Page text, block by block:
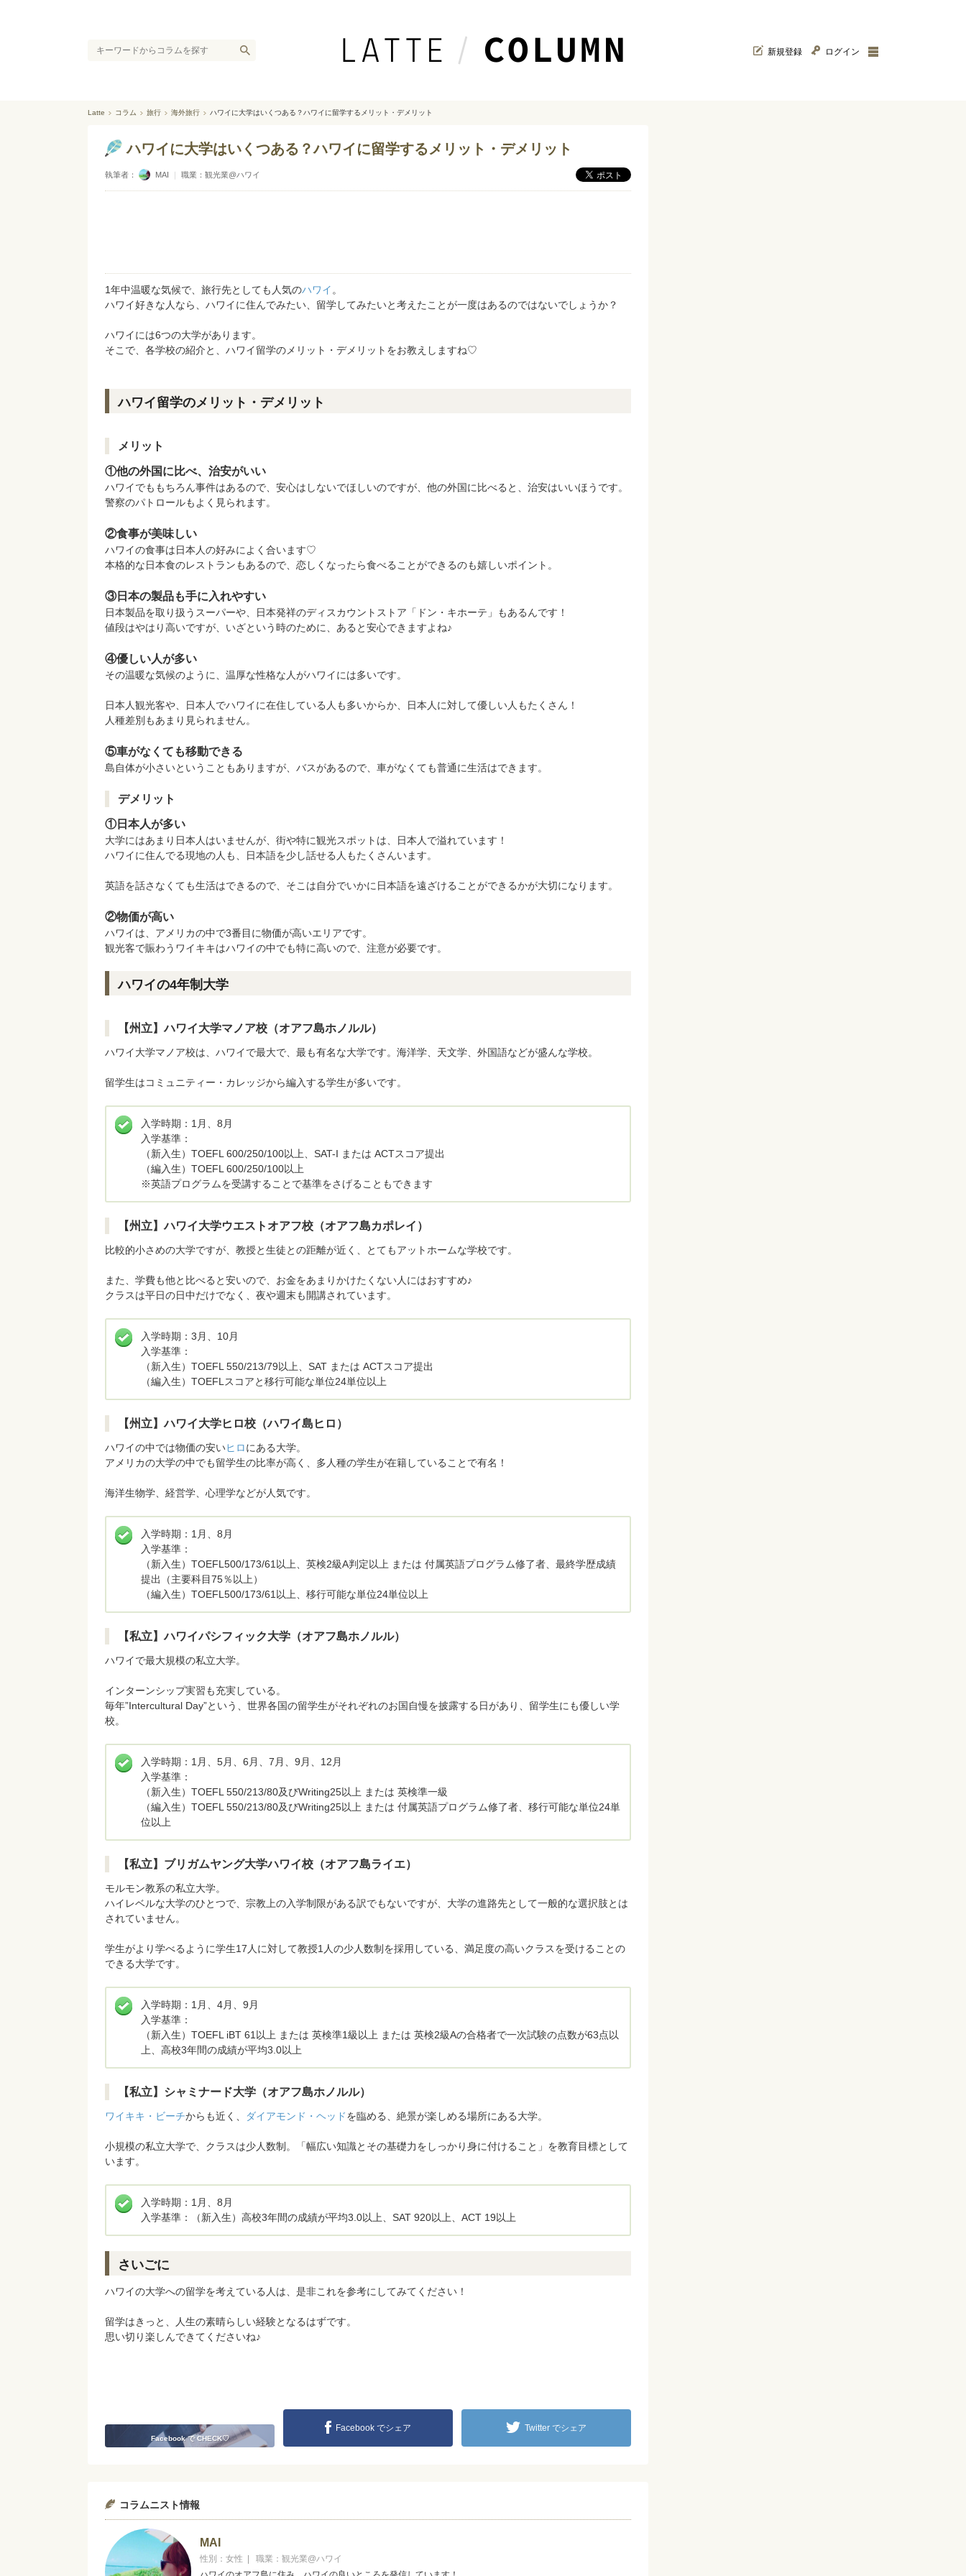
新規登録 ログイン
Latte コラム 旅行 海外旅行 ハワイに大学はいくつある？ハワイに留学するメリット・デメリット
ハワイに大学はいくつある？ハワイに留学するメリット・デメリット
執筆者： MAI ｜ 職業：観光業@ハワイ
1年中温暖な気候で、旅行先としても人気のハワイ 。
ハワイ好きな人なら、ハワイに住んでみたい、留学してみたいと考えたことが一度はあるのではないでしょうか？
ハワイには6つの大学があります。
そこで、各学校の紹介と、ハワイ留学のメリット・デメリットをお教えしますね♡
ハワイ留学のメリット・デメリット
メリット
①他の外国に比べ、治安がいい
ハワイでももちろん事件はあるので、安心はしないでほしいのですが、他の外国に比べると、治安はいいほうです。
警察のパトロールもよく見られます。
②食事が美味しい
ハワイの食事は日本人の好みによく合います♡
本格的な日本食のレストランもあるので、恋しくなったら食べることができるのも嬉しいポイント。
③日本の製品も手に入れやすい
日本製品を取り扱うスーパーや、日本発祥のディスカウントストア「ドン・キホーテ」もあるんです！
値段はやはり高いですが、いざという時のために、あると安心できますよね♪
④優しい人が多い
その温暖な気候のように、温厚な性格な人がハワイには多いです。
日本人観光客や、日本人でハワイに在住している人も多いからか、日本人に対して優しい人もたくさん！
人種差別もあまり見られません。
⑤車がなくても移動できる
島自体が小さいということもありますが、バスがあるので、車がなくても普通に生活はできます。
デメリット
①日本人が多い
大学にはあまり日本人はいませんが、街や特に観光スポットは、日本人で溢れています！
ハワイに住んでる現地の人も、日本語を少し話せる人もたくさんいます。
英語を話さなくても生活はできるので、そこは自分でいかに日本語を遠ざけることができるかが大切になります。
②物価が高い
ハワイは、アメリカの中で3番目に物価が高いエリアです。
観光客で賑わうワイキキはハワイの中でも特に高いので、注意が必要です。
ハワイの4年制大学
【州立】ハワイ大学マノア校（オアフ島ホノルル）
ハワイ大学マノア校は、ハワイで最大で、最も有名な大学です。海洋学、天文学、外国語などが盛んな学校。
留学生はコミュニティー・カレッジから編入する学生が多いです。
入学時期：1月、8月
入学基準：
（新入生）TOEFL 600/250/100以上、SAT-I または ACTスコア提出
（編入生）TOEFL 600/250/100以上
※英語プログラムを受講することで基準をさげることもできます
【州立】ハワイ大学ウエストオアフ校（オアフ島カポレイ）
比較的小さめの大学ですが、教授と生徒との距離が近く、とてもアットホームな学校です。
また、学費も他と比べると安いので、お金をあまりかけたくない人にはおすすめ♪
クラスは平日の日中だけでなく、夜や週末も開講されています。
入学時期：3月、10月
入学基準：
（新入生）TOEFL 550/213/79以上、SAT または ACTスコア提出
（編入生）TOEFLスコアと移行可能な単位24単位以上
【州立】ハワイ大学ヒロ校（ハワイ島ヒロ）
ハワイの中では物価の安いヒロにある大学。
アメリカの大学の中でも留学生の比率が高く、多人種の学生が在籍していることで有名！
海洋生物学、経営学、心理学などが人気です。
入学時期：1月、8月
入学基準：
（新入生）TOEFL500/173/61以上、英検2級A判定以上 または 付属英語プログラム修了者、最終学歴成績
提出（主要科目75％以上）
（編入生）TOEFL500/173/61以上、移行可能な単位24単位以上
【私立】ハワイパシフィック大学（オアフ島ホノルル）
ハワイで最大規模の私立大学。
インターンシップ実習も充実している。
毎年”Intercultural Day”という、世界各国の留学生がそれぞれのお国自慢を披露する日があり、留学生にも優しい学
校。
入学時期：1月、5月、6月、7月、9月、12月
入学基準：
（新入生）TOEFL 550/213/80及びWriting25以上 または 英検準一級
（編入生）TOEFL 550/213/80及びWriting25以上 または 付属英語プログラム修了者、移行可能な単位24単
位以上
【私立】ブリガムヤング大学ハワイ校（オアフ島ライエ）
モルモン教系の私立大学。
ハイレベルな大学のひとつで、宗教上の入学制限がある訳でもないですが、大学の進路先として一般的な選択肢とは
されていません。
学生がより学べるように学生17人に対して教授1人の少人数制を採用している、満足度の高いクラスを受けることの
できる大学です。
入学時期：1月、4月、9月
入学基準：
（新入生）TOEFL iBT 61以上 または 英検準1級以上 または 英検2級Aの合格者で一次試験の点数が63点以
上、高校3年間の成績が平均3.0以上
【私立】シャミナード大学（オアフ島ホノルル）
ワイキキ・ビーチからも近く、 ダイアモンド・ヘッドを臨める、絶景が楽しめる場所にある大学。
小規模の私立大学で、クラスは少人数制。「幅広い知識とその基礎力をしっかり身に付けること」を教育目標として
います。
入学時期：1月、8月
入学基準：（新入生）高校3年間の成績が平均3.0以上、SAT 920以上、ACT 19以上
さいごに
ハワイの大学への留学を考えている人は、是非これを参考にしてみてください！
留学はきっと、人生の素晴らしい経験となるはずです。
思い切り楽しんできてくださいね♪
Facebook で CHECK♡
Facebook でシェア Twitter でシェア
コラムニスト情報
MAI
性別：女性 | 職業：観光業@ハワイ